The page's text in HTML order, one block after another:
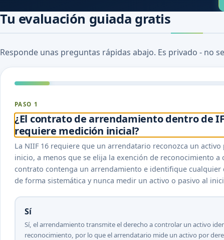
Tu evaluación guiada gratis
Responde unas preguntas rápidas abajo. Es privado - no
PASO 1
¿El contrato de arrendamiento dentro de
requiere medición inicial?
La NIIF 16 requiere que un arrendatario reconozca un
inicio, a menos que se elija la exención de reconocimiento
contrato contenga un arrendamiento e identifique
de forma sistemática y nunca medir un activo o pasivo al
Sí
Sí, el arrendamiento transmite el derecho a controlar un activo
reconocimiento, por lo que el arrendatario mide un activo por